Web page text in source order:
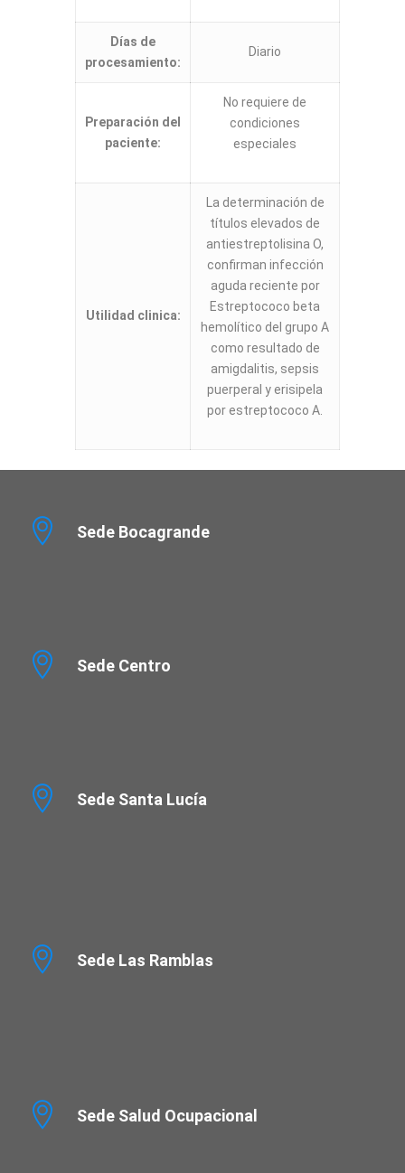
Días de
procesamiento:
Diario
Preparación del
paciente:
No requiere de
condiciones
especiales
Utilidad clinica:
La determinación de
títulos elevados de
antiestreptolisina O,
confirman infección
aguda reciente por
Estreptococo beta
hemolítico del grupo A
como resultado de
amigdalitis, sepsis
puerperal y erisipela
por estreptococo A.
Sede Bocagrande
Sede Centro
Sede Santa Lucía
Sede Las Ramblas
Sede Salud Ocupacional